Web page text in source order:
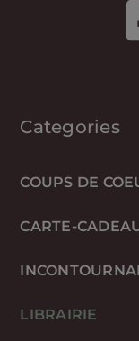
Categories
COUPS DE
CARTE-
LIBRAIRIE